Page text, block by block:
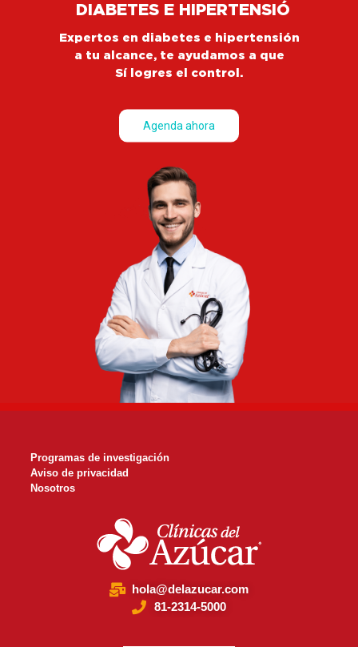
DIABETES E HIPERTENSIÓ
Expertos en diabetes e hipertensión
a tu alcance, te ayudamos a que
Sí logres el control.
Agenda ahora
Programas de investigación
Aviso de privacidad
Nosotros
hola@delazucar.com
81-2314-5000